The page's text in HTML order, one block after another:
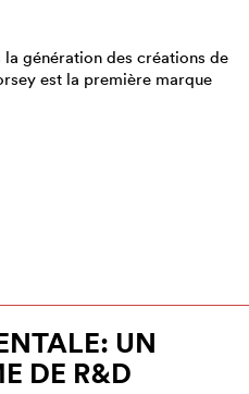
génération des créations de
est la première marque
UN
DE R&D